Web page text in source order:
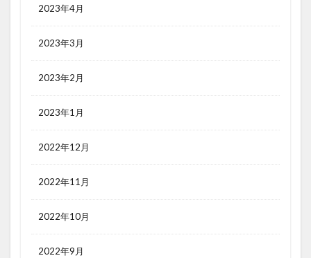
2023年4月
2023年3月
2023年2月
2023年1月
2022年12月
2022年11月
2022年10月
2022年9月